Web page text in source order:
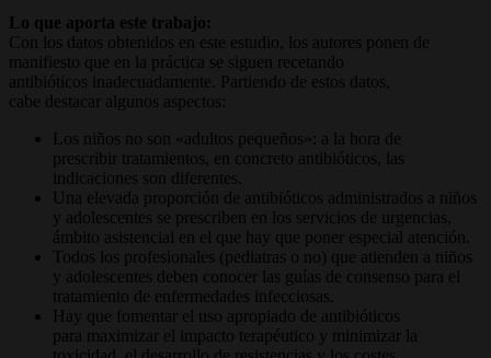
Lo que aporta este trabajo:
Con los datos obtenidos en este estudio, los autores ponen de
manifiesto que en la práctica se siguen recetando
antibióticos inadecuadamente. Partiendo de estos datos,
cabe destacar algunos aspectos:
Los niños no son «adultos pequeños»: a la hora de
prescribir tratamientos, en concreto antibióticos, las
indicaciones son diferentes.
Una elevada proporción de antibióticos administrados a niños
y adolescentes se prescriben en los servicios de urgencias,
ámbito asistencial en el que hay que poner especial atención.
Todos los profesionales (pediatras o no) que atienden a niños
y adolescentes deben conocer las guías de consenso para el
tratamiento de enfermedades infecciosas.
Hay que fomentar el uso apropiado de antibióticos
para maximizar el impacto terapéutico y minimizar la